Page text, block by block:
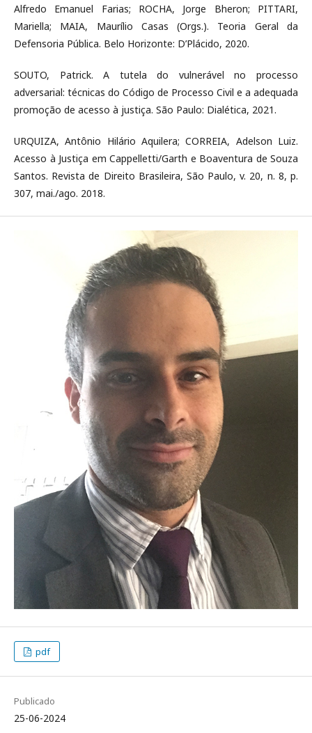
Alfredo Emanuel Farias; ROCHA, Jorge Bheron; PITTARI,
Mariella; MAIA, Maurílio Casas (Orgs.). Teoria Geral da
Defensoria Pública. Belo Horizonte: D’Plácido, 2020.
SOUTO, Patrick. A tutela do vulnerável no processo
adversarial: técnicas do Código de Processo Civil e a adequada
promoção de acesso à justiça. São Paulo: Dialética, 2021.
URQUIZA, Antônio Hilário Aquilera; CORREIA, Adelson Luiz.
Acesso à Justiça em Cappelletti/Garth e Boaventura de Souza
Santos. Revista de Direito Brasileira, São Paulo, v. 20, n. 8, p.
307, mai./ago. 2018.
pdf
Publicado
25-06-2024